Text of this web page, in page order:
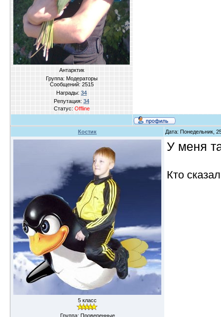
Антарктик
Группа: Модераторы
Сообщений: 2515
Награды: 34
Репутация: 34
Статус: Offline
Костик Дата: Понедельник,
5 класс
Группа: Проверенные
У меня
Кто